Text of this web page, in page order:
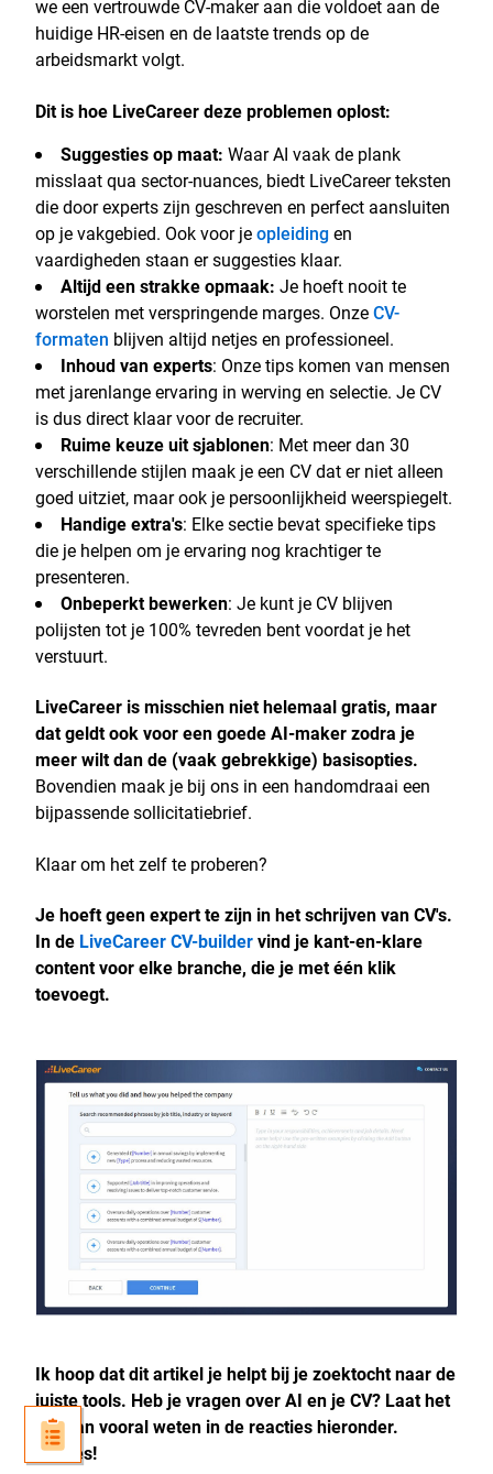
we een vertrouwde CV-maker aan die voldoet aan de
huidige HR-eisen en de laatste trends op de
arbeidsmarkt volgt.
Dit is hoe LiveCareer deze problemen oplost:
Suggesties op maat: Waar AI vaak de plank
misslaat qua sector-nuances, biedt LiveCareer teksten
die door experts zijn geschreven en perfect aansluiten
op je vakgebied. Ook voor jeopleidingen
vaardigheden staan er suggesties klaar.
Altijd een strakke opmaak: Je hoeft nooit te
worstelen met verspringende marges. OnzeCV-
formaten blijven altijd netjes en professioneel.
Inhoud van experts: Onze tips komen van mensen
met jarenlange ervaring in werving en selectie. Je CV
is dus direct klaar voor de recruiter.
Ruime keuze uit sjablonen: Met meer dan 30
verschillende stijlen maak je een CV dat er niet alleen
goed uitziet, maar ook je persoonlijkheid weerspiegelt.
Handige extra's: Elke sectie bevat specifieke tips
die je helpen om je ervaring nog krachtiger te
presenteren.
Onbeperkt bewerken: Je kunt je CV blijven
polijsten tot je 100% tevreden bent voordat je het
verstuurt.
LiveCareer is misschien niet helemaal gratis, maar
dat geldt ook voor een goede AI-maker zodra je
meer wilt dan de (vaak gebrekkige) basisopties.
Bovendien maak je bij ons in een handomdraai een
bijpassende sollicitatiebrief.
Klaar om het zelf te proberen?
Je hoeft geen expert te zijn in het schrijven van CV's.
In de LiveCareer CV-buildervind je kant-en-klare
content voor elke branche, die je met één klik
toevoegt.
Ik hoop dat dit artikel je helpt bij je zoektocht naar de
juiste tools. Heb je vragen over AI en je CV? Laat het
me dan vooral weten in de reacties hieronder.
Succes!